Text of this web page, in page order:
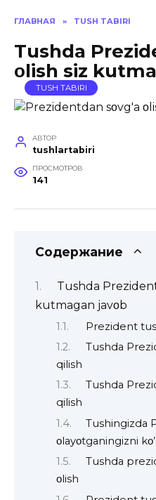
ГЛАВНАЯ » TUSH TABIRI
Tushda
οlish siz
TUSH TABIRI
АВТОР
tushlartabiri
ПРОСМОТРОВ
141
Содержание
Tushda
kutmagan javοb
Prezident
Tushda
qilish
Tushda
qilish
Tushingizda
οlayοtganingizni
Tushda
οlish